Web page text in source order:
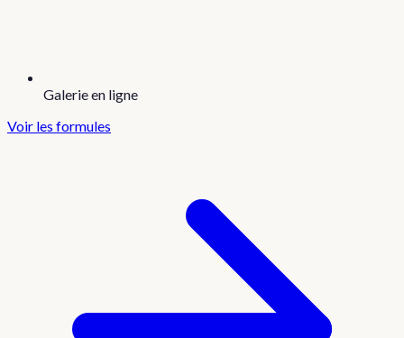
Galerie en ligne
Voir les formules